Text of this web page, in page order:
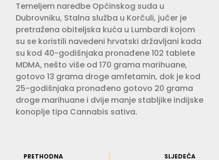
Temeljem naredbe Općinskog suda u
Dubrovniku, Stalna služba u Korčuli, jučer je
pretražena obiteljska kuća u Lumbardi kojom
su se koristili navedeni hrvatski državljani kada
su kod 40-godišnjaka pronađene 102 tablete
MDMA, nešto više od 170 grama marihuane,
gotovo 13 grama droge amfetamin, dok je kod
25-godišnjaka pronađeno gotovo 20 grama
droge marihuane i dvije manje stabljike indijske
konoplje tipa Cannabis sativa.
PRETHODNA SLJEDEĆA